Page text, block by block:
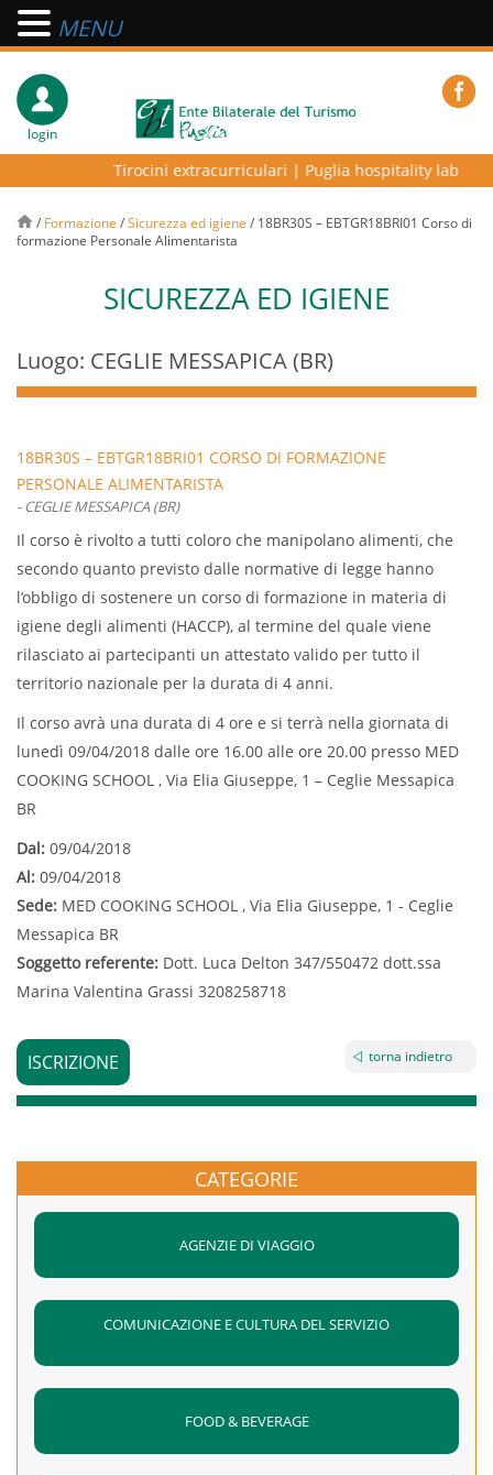
login
Tirocini extracurriculari| Puglia hospitality lab –
/ Formazione /Sicurezza ed igiene / 18BR30S – EBTGR18BRI01 Corso di
formazione Personale Alimentarista
SICUREZZA ED IGIENE
Luogo: CEGLIE MESSAPICA (BR)
18BR30S – EBTGR18BRI01 CORSO DI FORMAZIONE
PERSONALE ALIMENTARISTA
- CEGLIE MESSAPICA (BR)
Il corso è rivolto a tutti coloro che manipolano alimenti, che
secondo quanto previsto dalle normative di legge hanno
l’obbligo di sostenere un corso di formazione in materia di
igiene degli alimenti (HACCP), al termine del quale viene
rilasciato ai partecipanti un attestato valido per tutto il
territorio nazionale per la durata di 4 anni.
Il corso avrà una durata di 4 ore e si terrà nella giornata di
lunedì 09/04/2018 dalle ore 16.00 alle ore 20.00 presso MED
COOKING SCHOOL , Via Elia Giuseppe, 1 – Ceglie Messapica
BR
Dal: 09/04/2018
Al: 09/04/2018
Sede: MED COOKING SCHOOL , Via Elia Giuseppe, 1 - Ceglie
Messapica BR
Soggetto referente: Dott. Luca Delton 347/550472 dott.ssa
Marina Valentina Grassi 3208258718
ISCRIZIONE torna indietro
CATEGORIE
AGENZIE DI VIAGGIO
COMUNICAZIONE E CULTURA DEL SERVIZIO
FOOD & BEVERAGE
MENU